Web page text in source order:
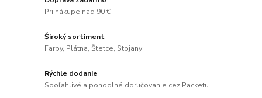
Pri nákupe nad 90 €
Široký sortiment
Farby, Plátna, Štetce, Stojany
Rýchle dodanie
Spoľahlivé a pohodlné doručovanie cez Packetu